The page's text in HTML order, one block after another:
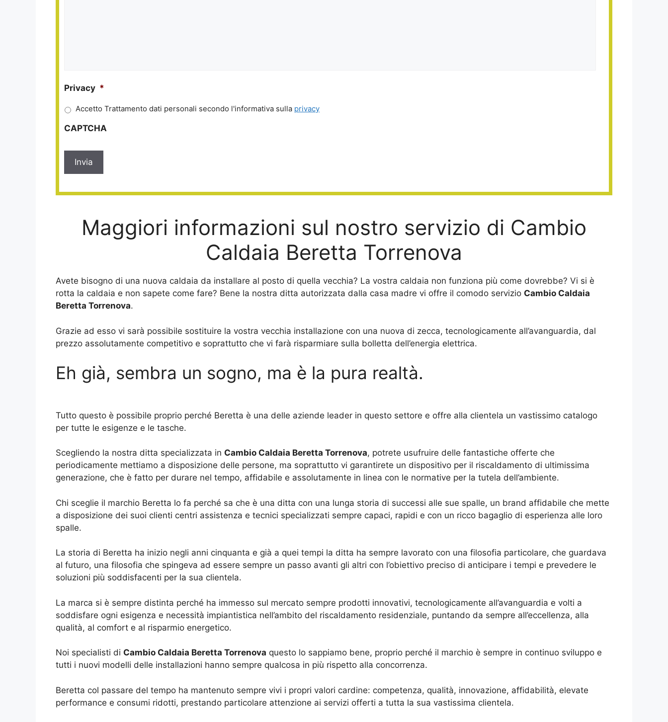
Privacy *
Accetto Trattamento dati personali secondo l'informativa sulla privacy
CAPTCHA
Maggiori informazioni sul nostro servizio di Cambio
Caldaia Beretta Torrenova
Avete bisogno di una nuova caldaia da installare al posto di quella vecchia? La vostra caldaia non funziona più come dovrebbe? Vi si è
rotta la caldaia e non sapete come fare? Bene la nostra ditta autorizzata dalla casa madre vi offre il comodo servizio Cambio Caldaia
Beretta Torrenova.
Grazie ad esso vi sarà possibile sostituire la vostra vecchia installazione con una nuova di zecca, tecnologicamente all’avanguardia, dal
prezzo assolutamente competitivo e soprattutto che vi farà risparmiare sulla bolletta dell’energia elettrica.
Eh già, sembra un sogno, ma è la pura realtà.
Tutto questo è possibile proprio perché Beretta è una delle aziende leader in questo settore e offre alla clientela un vastissimo catalogo
per tutte le esigenze e le tasche.
Scegliendo la nostra ditta specializzata in Cambio Caldaia Beretta Torrenova, potrete usufruire delle fantastiche offerte che
periodicamente mettiamo a disposizione delle persone, ma soprattutto vi garantirete un dispositivo per il riscaldamento di ultimissima
generazione, che è fatto per durare nel tempo, affidabile e assolutamente in linea con le normative per la tutela dell’ambiente.
Chi sceglie il marchio Beretta lo fa perché sa che è una ditta con una lunga storia di successi alle sue spalle, un brand affidabile che mette
a disposizione dei suoi clienti centri assistenza e tecnici specializzati sempre capaci, rapidi e con un ricco bagaglio di esperienza alle loro
spalle.
La storia di Beretta ha inizio negli anni cinquanta e già a quei tempi la ditta ha sempre lavorato con una filosofia particolare, che guardava
al futuro, una filosofia che spingeva ad essere sempre un passo avanti gli altri con l’obiettivo preciso di anticipare i tempi e prevedere le
soluzioni più soddisfacenti per la sua clientela.
La marca si è sempre distinta perché ha immesso sul mercato sempre prodotti innovativi, tecnologicamente all’avanguardia e volti a
soddisfare ogni esigenza e necessità impiantistica nell’ambito del riscaldamento residenziale, puntando da sempre all’eccellenza, alla
qualità, al comfort e al risparmio energetico.
Noi specialisti di Cambio Caldaia Beretta Torrenova questo lo sappiamo bene, proprio perché il marchio è sempre in continuo sviluppo e
tutti i nuovi modelli delle installazioni hanno sempre qualcosa in più rispetto alla concorrenza.
Beretta col passare del tempo ha mantenuto sempre vivi i propri valori cardine: competenza, qualità, innovazione, affidabilità, elevate
performance e consumi ridotti, prestando particolare attenzione ai servizi offerti a tutta la sua vastissima clientela.